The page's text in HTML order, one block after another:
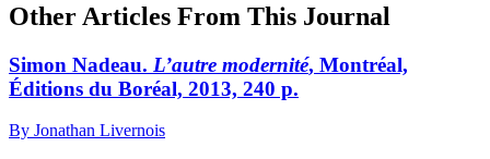
Other Articles From This Journal
Simon Nadeau. L’autre modernité, Montréal,
Éditions du Boréal, 2013, 240 p.
By Jonathan Livernois